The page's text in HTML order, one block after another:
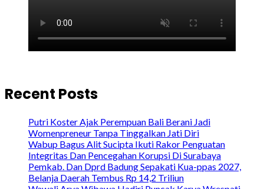
Recent Posts
Putri Koster Ajak Perempuan Bali Berani Jadi
Womenpreneur Tanpa Tinggalkan Jati Diri
Wabup Bagus Alit Sucipta Ikuti Rakor Penguatan
Integritas Dan Pencegahan Korupsi Di Surabaya
Pemkab. Dan Dprd Badung Sepakati Kua-ppas 2027,
Belanja Daerah Tembus Rp 14,2 Triliun